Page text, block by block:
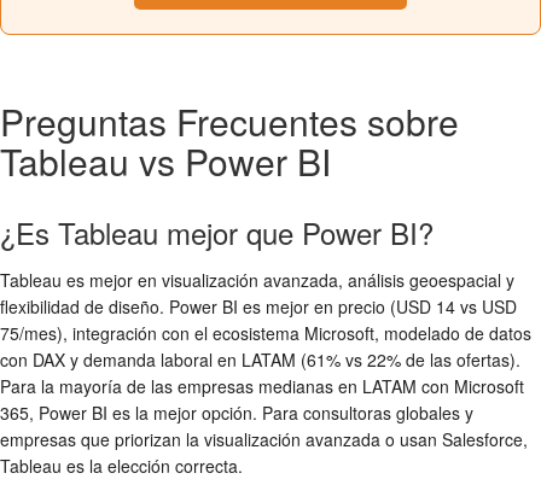
Preguntas Frecuentes sobre
Tableau vs Power BI
¿Es Tableau mejor que Power BI?
Tableau es mejor en visualización avanzada, análisis geoespacial y
flexibilidad de diseño. Power BI es mejor en precio (USD 14 vs USD
75/mes), integración con el ecosistema Microsoft, modelado de datos
con DAX y demanda laboral en LATAM (61% vs 22% de las ofertas).
Para la mayoría de las empresas medianas en LATAM con Microsoft
365, Power BI es la mejor opción. Para consultoras globales y
empresas que priorizan la visualización avanzada o usan Salesforce,
Tableau es la elección correcta.